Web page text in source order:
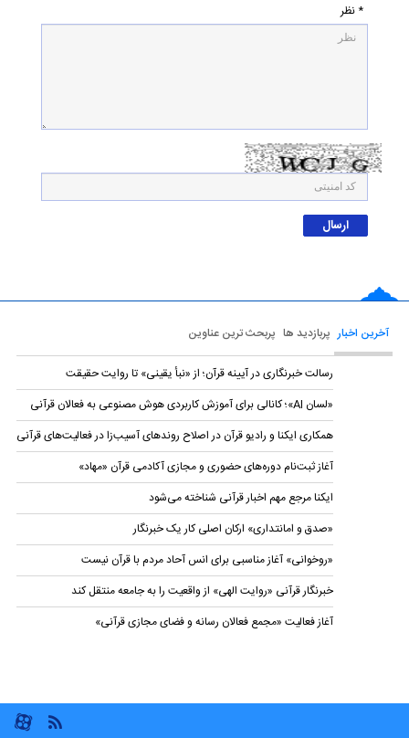
* نظر
آخرین اخبار پربازدید ها پربحث ترین عناوین
رسالت خبرنگاری در آیینه قرآن؛ از «نبأ یقینی» تا روایت حقیقت
«لسان AI»؛ کانالی برای آموزش کاربردی هوش مصنوعی به فعالان قرآنی
همکاری ایکنا و رادیو قرآن در اصلاح روندهای آسیب‌زا در فعالیت‌های قرآنی
آغاز ثبت‌نام دوره‌های حضوری و مجازی آکادمی قرآن «مهاد»
ایکنا مرجع مهم اخبار قرآنی شناخته می‌شود
«صدق و امانتداری» ارکان اصلی کار یک خبرنگار
«روخوانی» آغاز مناسبی برای انس آحاد مردم با قرآن نیست
خبرنگار قرآنی «روایت الهی» از واقعیت را به جامعه منتقل کند
آغاز فعالیت «مجمع فعالان رسانه و فضای مجازی قرآنی»